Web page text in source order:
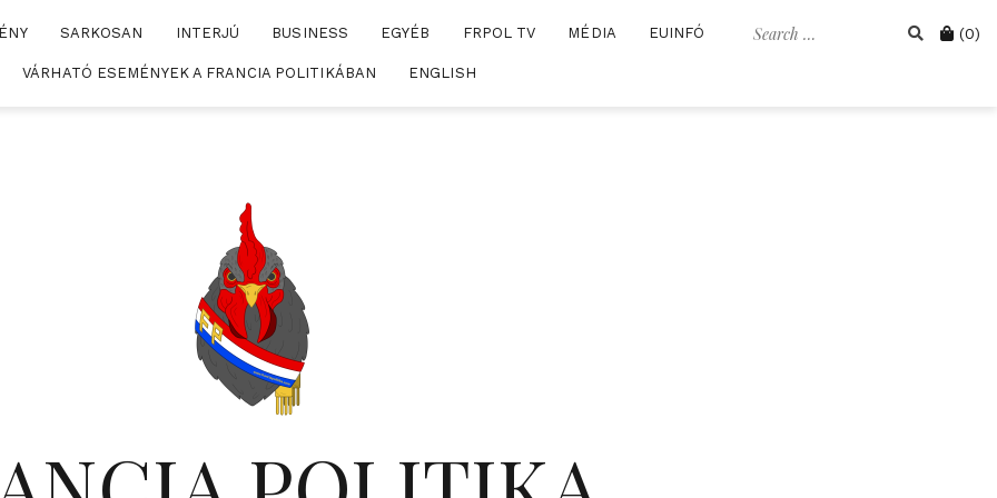
Search Cart
(0)
SARKOSAN INTERJÚ BUSINESS EGYÉB FRPOL TV MÉDIA EUINFÓ
VÁRHATÓ ESEMÉNYEK A FRANCIA POLITIKÁBAN ENGLISH